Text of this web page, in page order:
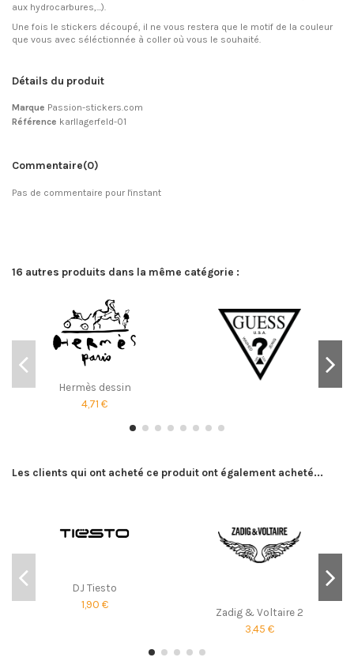
aux hydrocarbures,...).
Une fois le stickers découpé, il ne vous restera que le motif de la couleur
que vous avec séléctionnée à coller où vous le souhaité.
Détails du produit
Marque Passion-stickers.com
Référence karllagerfeld-01
Commentaire(0)
Pas de commentaire pour l'instant
16 autres produits dans la même catégorie :
Hermès dessin
4,71 €
Les clients qui ont acheté ce produit ont également acheté...
DJ Tiesto
1,90 €
Zadig & Voltaire 2
3,45 €